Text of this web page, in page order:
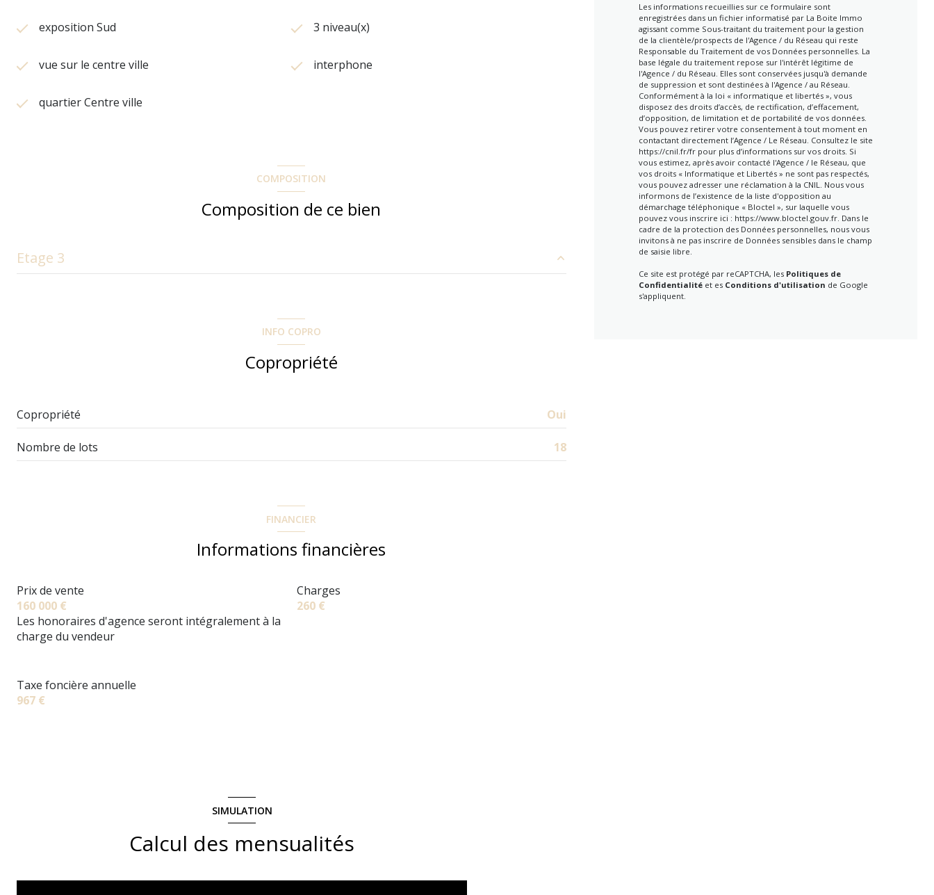
exposition Sud 3 niveau(x)
vue sur le centre ville interphone
quartier Centre ville
COMPOSITION
Composition de ce bien
Etage 3
chambre
10.40 m²
INFO COPRO
Copropriété
Copropriété Oui
Nombre de lots 18
FINANCIER
Informations financières
Prix de vente
160 000 €
Les honoraires d'agence seront intégralement à la
charge du vendeur
Charges
260 €
Taxe foncière annuelle
967 €
Les informations recueillies sur ce formulaire sont
enregistrées dans un fichier informatisé par La Boite Immo
agissant comme Sous-traitant du traitement pour la gestion
de la clientèle/prospects de l'Agence / du Réseau qui reste
Responsable du Traitement de vos Données personnelles. La
base légale du traitement repose sur l'intérêt légitime de
l'Agence / du Réseau. Elles sont conservées jusqu'à demande
de suppression et sont destinées à l'Agence / au Réseau.
Conformément à la loi « informatique et libertés », vous
disposez des droits d’accès, de rectification, d’effacement,
d’opposition, de limitation et de portabilité de vos données.
Vous pouvez retirer votre consentement à tout moment en
contactant directement l’Agence / Le Réseau. Consultez le site
https://cnil.fr/frpour plus d’informations sur vos droits. Si
vous estimez, après avoir contacté l'Agence / le Réseau, que
vos droits « Informatique et Libertés » ne sont pas respectés,
vous pouvez adresser une réclamation à la CNIL. Nous vous
informons de l’existence de la liste d'opposition au
démarchage téléphonique « Bloctel », sur laquelle vous
pouvez vous inscrire ici : https://www.bloctel.gouv.fr. Dans le
cadre de la protection des Données personnelles, nous vous
invitons à ne pas inscrire de Données sensibles dans le champ
de saisie libre.
Ce site est protégé par reCAPTCHA, les Politiques de
Confidentialitéet es Conditions d'utilisation de Google
s'appliquent.
SIMULATION
Calcul des mensualités